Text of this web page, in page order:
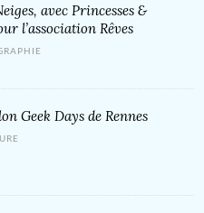
avec Princesses &
l’association Rêves
Geek Days de Rennes